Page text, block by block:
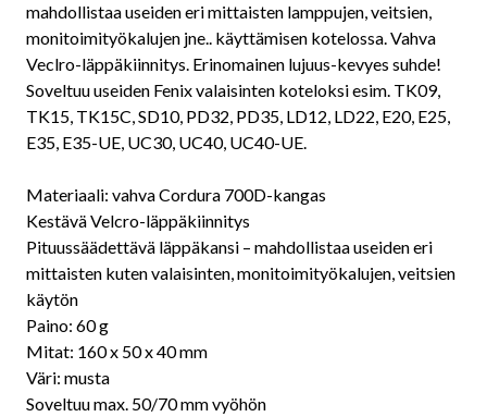
mahdollistaa useiden eri mittaisten lamppujen, veitsien,
monitoimityökalujen jne.. käyttämisen kotelossa. Vahva
Veclro-läppäkiinnitys. Erinomainen lujuus-kevyes suhde!
Soveltuu useiden Fenix valaisinten koteloksi esim. TK09,
TK15, TK15C, SD10, PD32, PD35, LD12, LD22, E20, E25,
E35, E35-UE, UC30, UC40, UC40-UE.
Materiaali: vahva Cordura 700D-kangas
Kestävä Velcro-läppäkiinnitys
Pituussäädettävä läppäkansi – mahdollistaa useiden eri
mittaisten kuten valaisinten, monitoimityökalujen, veitsien
käytön
Paino: 60 g
Mitat: 160 x 50 x 40 mm
Väri: musta
Soveltuu max. 50/70 mm vyöhön